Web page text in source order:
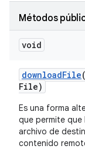
Métodos
void
downloadFile
File)
Es una forma
que permite que
archivo de
contenido